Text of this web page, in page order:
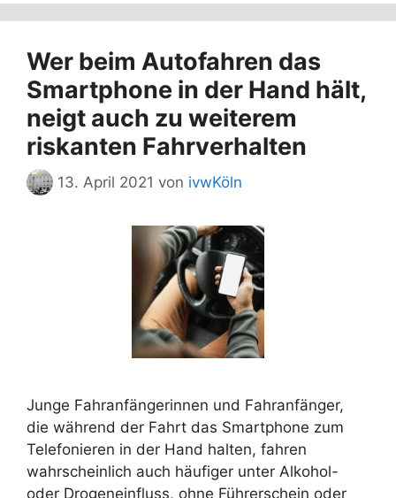
Wer beim Autofahren das
Smartphone in der Hand hält,
neigt auch zu weiterem
riskanten Fahrverhalten
13. April 2021 von ivwKöln
Junge Fahranfängerinnen und Fahranfänger,
die während der Fahrt das Smartphone zum
Telefonieren in der Hand halten, fahren
wahrscheinlich auch häufiger unter Alkohol-
oder Drogeneinfluss, ohne Führerschein oder